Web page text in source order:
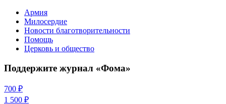
Армия
Милосердие
Новости благотворительности
Помощь
Церковь и общество
Поддержите журнал «Фома»
700 ₽
1 500 ₽